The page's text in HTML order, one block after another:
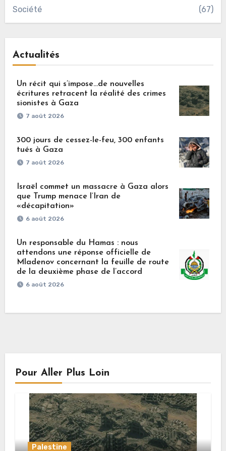
Société (67)
Actualités
Un récit qui s’impose…de nouvelles
écritures retracent la réalité des crimes
sionistes à Gaza
7 août 2026
300 jours de cessez-le-feu, 300 enfants
tués à Gaza
7 août 2026
Israël commet un massacre à Gaza alors
que Trump menace l’Iran de
«décapitation»
6 août 2026
Un responsable du Hamas : nous
attendons une réponse officielle de
Mladenov concernant la feuille de route
de la deuxième phase de l’accord
6 août 2026
Pour Aller Plus Loin
Palestine